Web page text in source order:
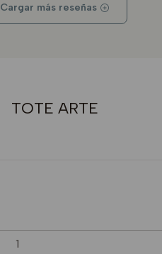
Cargar más reseñas
TOTE ARTE